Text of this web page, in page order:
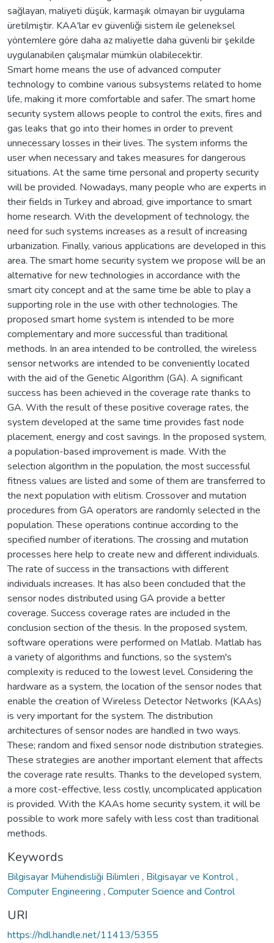
sağlayan, maliyeti düşük, karmaşık olmayan bir uygulama
üretilmiştir. KAA'lar ev güvenliği sistem ile geleneksel
yöntemlere göre daha az maliyetle daha güvenli bir şekilde
uygulanabilen çalışmalar mümkün olabilecektir.
Smart home means the use of advanced computer
technology to combine various subsystems related to home
life, making it more comfortable and safer. The smart home
security system allows people to control the exits, fires and
gas leaks that go into their homes in order to prevent
unnecessary losses in their lives. The system informs the
user when necessary and takes measures for dangerous
situations. At the same time personal and property security
will be provided. Nowadays, many people who are experts in
their fields in Turkey and abroad, give importance to smart
home research. With the development of technology, the
need for such systems increases as a result of increasing
urbanization. Finally, various applications are developed in this
area. The smart home security system we propose will be an
alternative for new technologies in accordance with the
smart city concept and at the same time be able to play a
supporting role in the use with other technologies. The
proposed smart home system is intended to be more
complementary and more successful than traditional
methods. In an area intended to be controlled, the wireless
sensor networks are intended to be conveniently located
with the aid of the Genetic Algorithm (GA). A significant
success has been achieved in the coverage rate thanks to
GA. With the result of these positive coverage rates, the
system developed at the same time provides fast node
placement, energy and cost savings. In the proposed system,
a population-based improvement is made. With the
selection algorithm in the population, the most successful
fitness values are listed and some of them are transferred to
the next population with elitism. Crossover and mutation
procedures from GA operators are randomly selected in the
population. These operations continue according to the
specified number of iterations. The crossing and mutation
processes here help to create new and different individuals.
The rate of success in the transactions with different
individuals increases. It has also been concluded that the
sensor nodes distributed using GA provide a better
coverage. Success coverage rates are included in the
conclusion section of the thesis. In the proposed system,
software operations were performed on Matlab. Matlab has
a variety of algorithms and functions, so the system's
complexity is reduced to the lowest level. Considering the
hardware as a system, the location of the sensor nodes that
enable the creation of Wireless Detector Networks (KAAs)
is very important for the system. The distribution
architectures of sensor nodes are handled in two ways.
These; random and fixed sensor node distribution strategies.
These strategies are another important element that affects
the coverage rate results. Thanks to the developed system,
a more cost-effective, less costly, uncomplicated application
is provided. With the KAAs home security system, it will be
possible to work more safely with less cost than traditional
methods.
Keywords
Bilgisayar Mühendisliği Bilimleri , Bilgisayar ve Kontrol,
Computer Engineering , Computer Science and Control
URI
https://hdl.handle.net/11413/5355